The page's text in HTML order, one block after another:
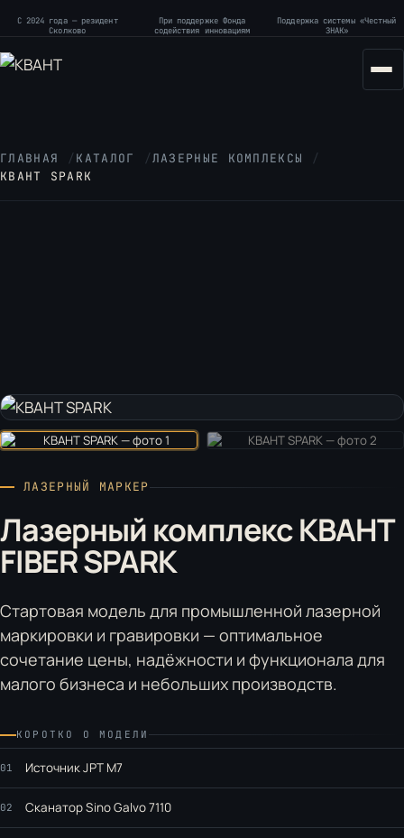
С 2024 года — резидент
Сколково
При поддержке Фонда
содействия инновациям
Поддержка системы «Честный
ЗНАК»
ГЛАВНАЯ / КАТАЛОГ /ЛАЗЕРНЫЕ КОМПЛЕКСЫ
/
КВАНТ SPARK
ЛАЗЕРНЫЙ МАРКЕР
Лазерный комплекс КВАНТ
FIBER SPARK
Стартовая модель для промышленной лазерной
маркировки и гравировки — оптимальное
сочетание цены, надёжности и функционала для
малого бизнеса и небольших производств.
КОРОТКО О МОДЕЛИ
01 Источник JPT M7
02 Сканатор Sino Galvo 7110